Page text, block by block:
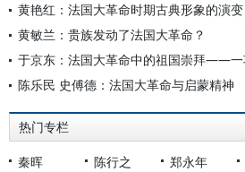
黄艳红：法国大革命时期古典形象的演变
黄敏兰：贵族发动了法国大革命？
陈乐民 史傅德：法国大革命与启蒙精神
热门专栏
秦晖 陈行之 郑永年